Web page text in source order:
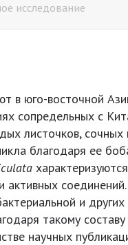
исследование
в юго-восточной
сопредельных с
листочков,
благодаря ее
и
такому
научных